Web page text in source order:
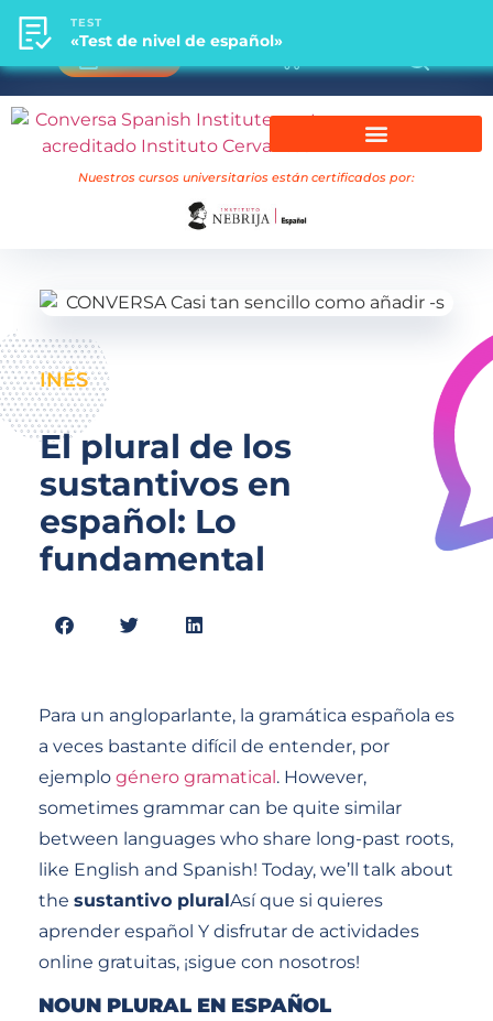
Nuestros cursos universitarios están certificados por:
INÉS
El plural de los
sustantivos en
español: Lo
fundamental
Para un angloparlante, la gramática española es
a veces bastante difícil de entender, por
ejemplo género gramatical . However,
sometimes grammar can be quite similar
between languages who share long-past roots,
like English and Spanish! Today, we’ll talk about
the sustantivo pluralAsí que si quieres
aprender español Y disfrutar de actividades
online gratuitas, ¡sigue con nosotros!
NOUN PLURAL EN ESPAÑOL
TEST
«Test de nivel de español»
TEST
«Test de nivel de español»